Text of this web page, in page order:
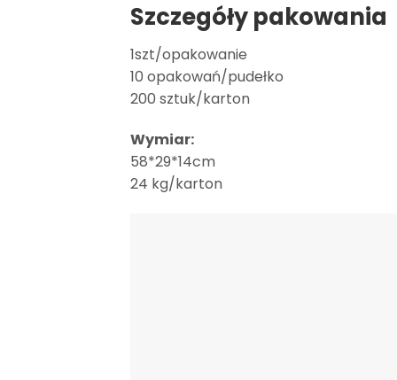
Szczegóły pakowania
1szt/opakowanie
10 opakowań/pudełko
200 sztuk/karton
Wymiar:
58*29*14cm
24 kg/karton